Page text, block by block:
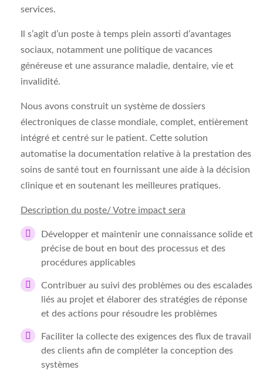
services.
Il s’agit d’un poste à temps plein assorti d’avantages
sociaux, notamment une politique de vacances
généreuse et une assurance maladie, dentaire, vie et
invalidité.
Nous avons construit un système de dossiers
électroniques de classe mondiale, complet, entièrement
intégré et centré sur le patient. Cette solution
automatise la documentation relative à la prestation des
soins de santé tout en fournissant une aide à la décision
clinique et en soutenant les meilleures pratiques.
Description du poste/ Votre impact sera
Développer et maintenir une connaissance solide et
précise de bout en bout des processus et des
procédures applicables
Contribuer au suivi des problèmes ou des escalades
liés au projet et élaborer des stratégies de réponse
et des actions pour résoudre les problèmes
Faciliter la collecte des exigences des flux de travail
des clients afin de compléter la conception des
systèmes